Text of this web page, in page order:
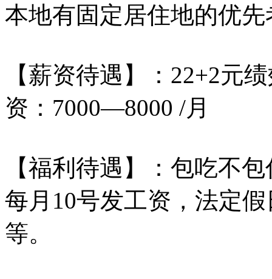
本地有固定居住地的优先
【薪资待遇】：22+2元
资：7000—8000 /月
【福利待遇】：包吃不
每月10号发工资，法定
等。